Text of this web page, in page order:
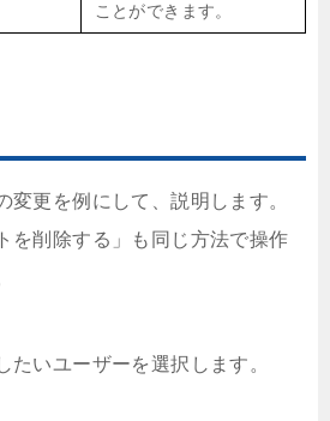
ことができます。
変更を例にして、説明します。
を削除する」も同じ方法で操作
たいユーザーを選択します。